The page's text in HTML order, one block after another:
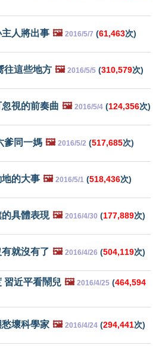
人將出事 🖼️ 2016/5/7 (61,463次)
往這些地方 🖼️ 2016/5/5 (310,579次)
視的前奏曲 🖼️ 2016/5/4 (124,356次)
爹同一媽 🖼️ 2016/5/2 (517,685次)
的大事 🖼️ 2016/5/1 (518,436次)
具體表現 🖼️ 2016/4/30 (177,889次)
就沒有了 🖼️ 2016/4/26 (504,119次)
習近平看鬧兒 🖼️ 2016/4/25 (464,594
壞科學家 🖼️ 2016/4/24 (294,441次)